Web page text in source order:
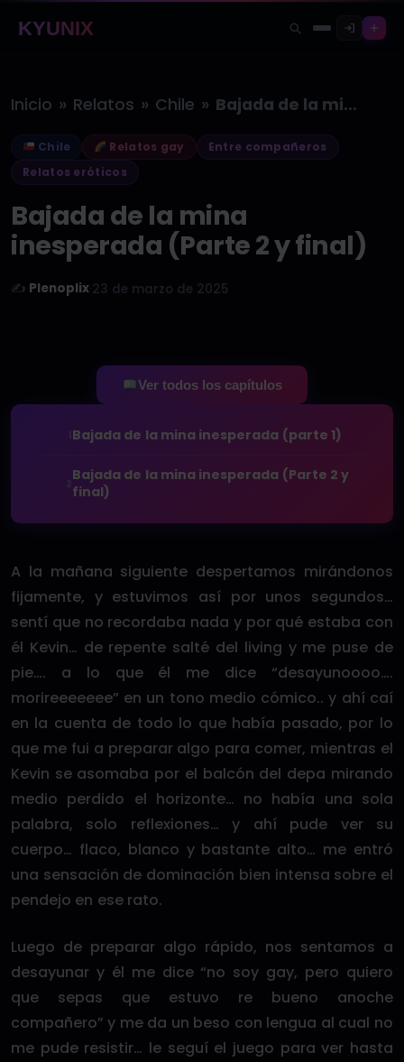
KYUNIX
Inicio » Relatos » Chile » Bajada de la mina inesperada (Parte…
Chile Relatos gay
Entre compañeros
Relatos eróticos
Bajada de la mina
inesperada (Parte 2 y final)
✍️ Plenoplix 23 de marzo de 2025
Ver todos los capítulos
Bajada de la mina inesperada (parte 1)
Bajada de la mina inesperada (Parte 2 y
final)
A la mañana siguiente despertamos mirándonos
fijamente, y estuvimos así por unos segundos…
sentí que no recordaba nada y por qué estaba con
él Kevin… de repente salté del living y me puse de
pie…. a lo que él me dice “desayunoooo….
morireeeeeee” en un tono medio cómico.. y ahí caí
en la cuenta de todo lo que había pasado, por lo
que me fui a preparar algo para comer, mientras el
Kevin se asomaba por el balcón del depa mirando
medio perdido el horizonte… no había una sola
palabra, solo reflexiones… y ahí pude ver su
cuerpo… flaco, blanco y bastante alto… me entró
una sensación de dominación bien intensa sobre el
pendejo en ese rato.
Luego de preparar algo rápido, nos sentamos a
desayunar y él me dice “no soy gay, pero quiero
que sepas que estuvo re bueno anoche
compañero” y me da un beso con lengua al cual no
me pude resistir… le seguí el juego para ver hasta